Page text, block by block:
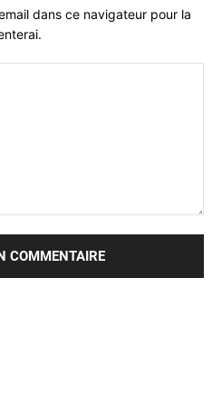
dans ce navigateur pour la